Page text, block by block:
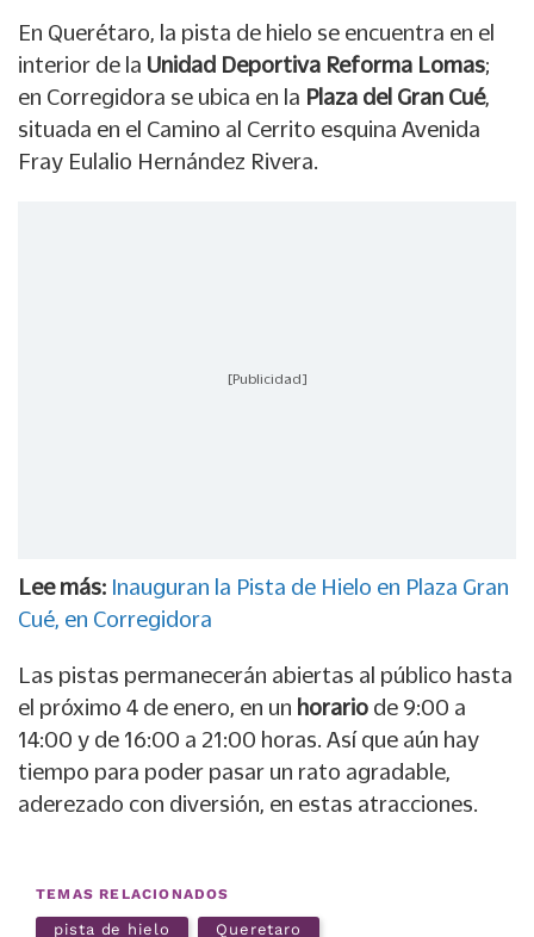
En Querétaro, la pista de hielo se encuentra en el
interior de la Unidad Deportiva Reforma Lomas;
en Corregidora se ubica en la Plaza del Gran Cué,
situada en el Camino al Cerrito esquina Avenida
Fray Eulalio Hernández Rivera.
[Publicidad]
Lee más: Inauguran la Pista de Hielo en Plaza Gran
Cué, en Corregidora
Las pistas permanecerán abiertas al público hasta
el próximo 4 de enero, en un horario de 9:00 a
14:00 y de 16:00 a 21:00 horas. Así que aún hay
tiempo para poder pasar un rato agradable,
aderezado con diversión, en estas atracciones.
TEMAS RELACIONADOS
pista de hielo Queretaro